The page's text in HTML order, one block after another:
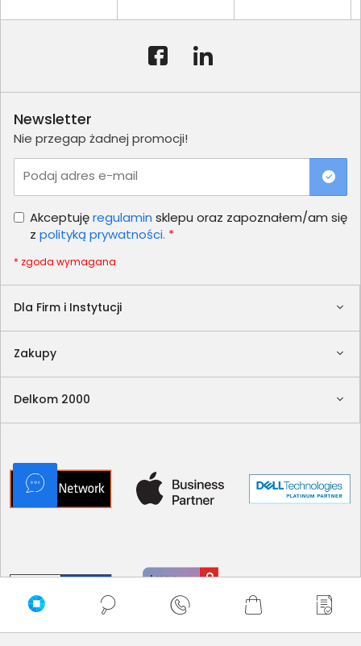
Dla Firm i Instytucji
Zakupy
Delkom 2000
Newsletter
Nie przegap żadnej promocji!
Podaj adres e-mail
Akceptujęregulamin sklepu oraz zapoznałem/am się
z polityką prywatności. *
* zgoda wymagana